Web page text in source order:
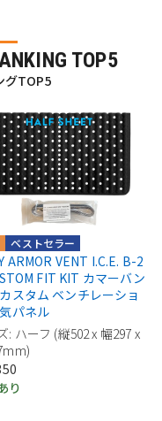
TOP5
グTOP5
ベストセラー
ARMOR VENT I.C.E. B-2
FIT KIT カマーバン
スタム ベンチレーショ
パネル
: ハーフ (縦502 x 幅297 x
り